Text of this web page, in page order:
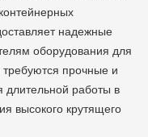
целях. Из-за
в основном
сталкиваются
суровые условия и
специализируется на
располагая
центром для